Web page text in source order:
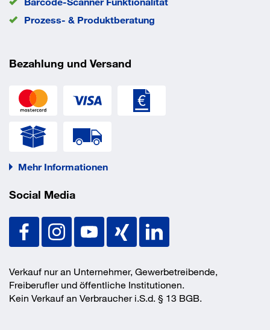
Prozess- & Produktberatung
Bezahlung und Versand
Mehr Informationen
Social Media
Verkauf nur an Unternehmer, Gewerbetreibende,
Freiberufler und öffentliche Institutionen.
Kein Verkauf an Verbraucher i.S.d. § 13 BGB.